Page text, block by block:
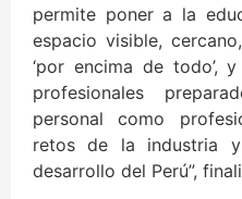
permite poner a la
espacio visible,
‘por encima de todo’,
profesionales
personal como
retos de la industria
desarrollo del Perú”,